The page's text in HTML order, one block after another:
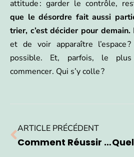
attitude : garder le contrôle,
que le désordre fait aussi
trier, c’est décider pour demain.
et de voir apparaître l’espace
possible. Et, parfois, le
commencer. Qui s’y colle ?
ARTICLE PRÉCÉDENT
Comment Réussir Une Extension De Maison Avec Une Surelevation À Rennes ?